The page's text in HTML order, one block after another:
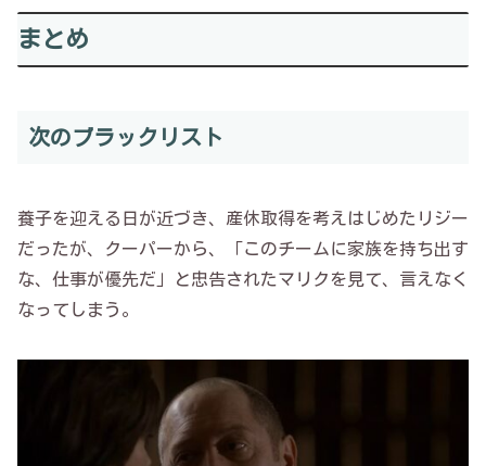
まとめ
次のブラックリスト
養子を迎える日が近づき、産休取得を考えはじめたリジー
だったが、クーパーから、「このチームに家族を持ち出す
な、仕事が優先だ」と忠告されたマリクを見て、言えなく
なってしまう。